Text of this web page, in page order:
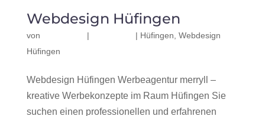
Webdesign Hüfingen
von | | Hüfingen Webdesign
Hüfingen
Webdesign Hüfingen Werbeagentur merryll –
kreative Werbekonzepte im Raum Hüfingen Sie
suchen einen professionellen und erfahrenen